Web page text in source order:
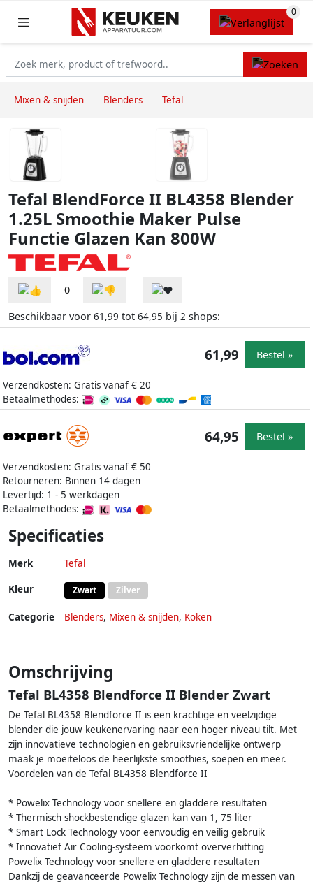
Mixen & snijden Blenders Tefal
Tefal BlendForce II BL4358 Blender
1.25L Smoothie Maker Pulse
Functie Glazen Kan 800W
0
Beschikbaar voor 61,99 tot 64,95 bij 2 shops:
Verzendkosten: Gratis vanaf € 20
Betaalmethodes:
61,99 Bestel »
Verzendkosten: Gratis vanaf € 50
Retourneren: Binnen 14 dagen
Levertijd: 1 - 5 werkdagen
Betaalmethodes:
64,95 Bestel »
Specificaties
Merk Tefal
Kleur Zwart Zilver
Categorie Blenders, Mixen & snijden, Koken
Omschrijving
Tefal BL4358 Blendforce II Blender Zwart
De Tefal BL4358 Blendforce II is een krachtige en veelzijdige
blender die jouw keukenervaring naar een hoger niveau tilt. Met
zijn innovatieve technologien en gebruiksvriendelijke ontwerp
maak je moeiteloos de heerlijkste smoothies, soepen en meer.
Voordelen van de Tefal BL4358 Blendforce II
* Powelix Technology voor snellere en gladdere resultaten
* Thermisch shockbestendige glazen kan van 1, 75 liter
* Smart Lock Technology voor eenvoudig en veilig gebruik
* Innovatief Air Cooling-systeem voorkomt oververhitting
Powelix Technology voor snellere en gladdere resultaten
Dankzij de geavanceerde Powelix Technology zijn de messen van